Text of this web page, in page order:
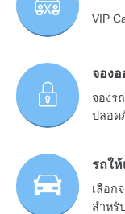
VIP
จอง
จองร
ปลอด
รถใ
เลือก
สำหรั